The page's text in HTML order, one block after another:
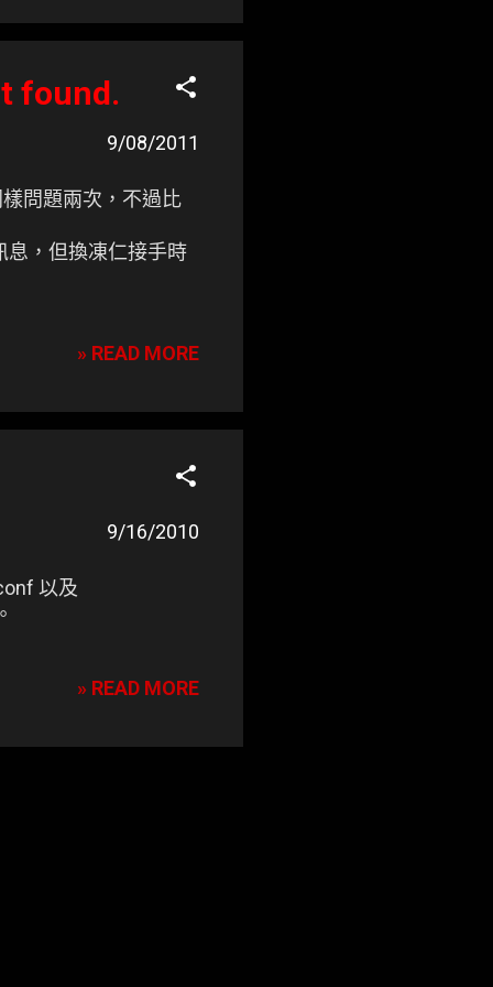
found.
9/08/2011
問題兩次，不過比
，但換凍仁接手時
» READ MORE
9/16/2010
以及
» READ MORE